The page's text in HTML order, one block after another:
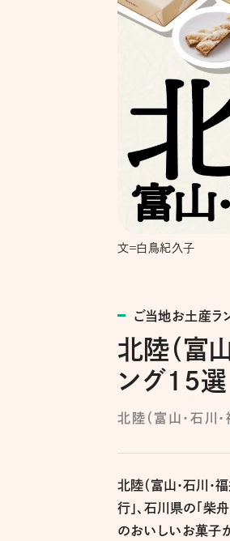
文＝白鳥紀久子
ご当地お土産ラ
北陸（富
ング15選
北陸（富山・石川
北陸（富山・石川・
行」、石川県の「
のおいしいお菓子